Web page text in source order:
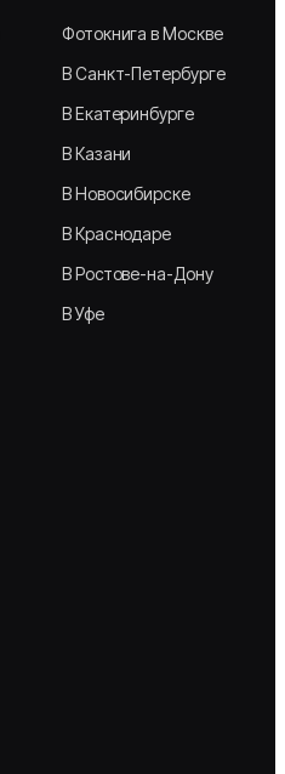
Фотокнига в Москве
В Санкт-Петербурге
В Екатеринбурге
В Казани
В Новосибирске
В Краснодаре
В Ростове-на-Дону
В Уфе